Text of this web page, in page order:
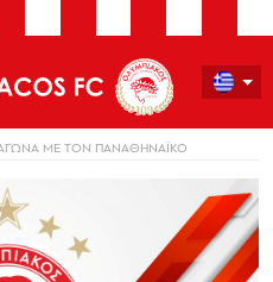
ΑΓΩΝΑ ΜΕ ΤΟΝ ΠΑΝΑΘΗΝΑΪΚΟ